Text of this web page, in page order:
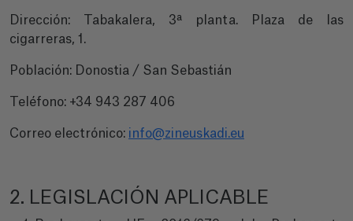
Dirección: Tabakalera, 3ª planta. Plaza de las
cigarreras, 1.
Población: Donostia / San Sebastián
Teléfono: +34 943 287 406
Correo electrónico: info@zineuskadi.eu
2. LEGISLACIÓN APLICABLE